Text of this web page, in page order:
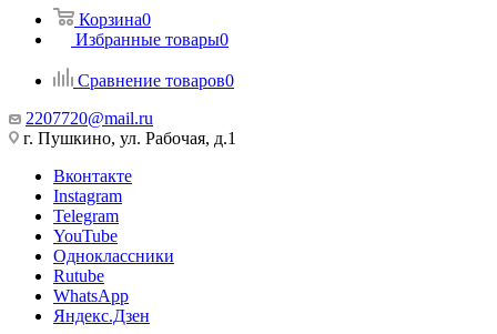
Корзина0
Избранные товары0
Сравнение товаров0
2207720@mail.ru
г. Пушкино, ул. Рабочая, д.1
Вконтакте
Instagram
Telegram
YouTube
Одноклассники
Rutube
WhatsApp
Яндекс.Дзен